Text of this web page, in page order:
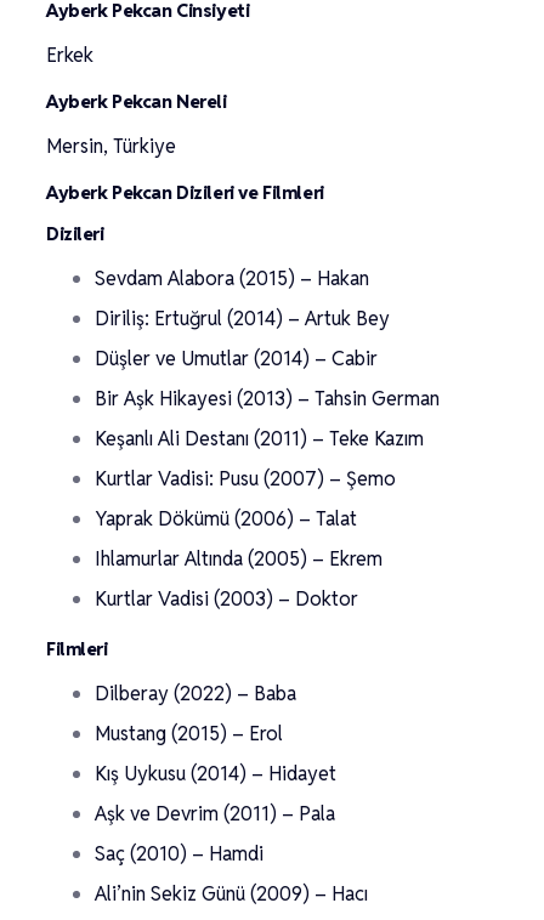
Ayberk Pekcan Cinsiyeti
Erkek
Ayberk Pekcan Nereli
Mersin, Türkiye
Ayberk Pekcan Dizileri ve Filmleri
Dizileri
Sevdam Alabora (2015) – Hakan
Diriliş: Ertuğrul (2014) – Artuk Bey
Düşler ve Umutlar (2014) – Cabir
Bir Aşk Hikayesi (2013) – Tahsin German
Keşanlı Ali Destanı (2011) – Teke Kazım
Kurtlar Vadisi: Pusu (2007) – Şemo
Yaprak Dökümü (2006) – Talat
Ihlamurlar Altında (2005) – Ekrem
Kurtlar Vadisi (2003) – Doktor
Filmleri
Dilberay (2022) – Baba
Mustang (2015) – Erol
Kış Uykusu (2014) – Hidayet
Aşk ve Devrim (2011) – Pala
Saç (2010) – Hamdi
Ali’nin Sekiz Günü (2009) – Hacı